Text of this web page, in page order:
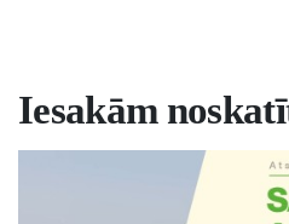
Iesakām